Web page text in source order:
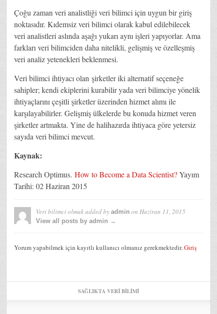
Çoğu zaman veri analistliği veri bilimci için uygun bir giriş
noktasıdır. Kıdemsiz veri bilimci olarak kabul edilebilecek
veri analistleri aslında aşağı yukarı aynı işleri yapıyorlar. Ama
farkları veri bilimciden daha nitelikli, gelişmiş ve özelleşmiş
veri analiz yetenekleri beklenmesi.
Veri bilimci ihtiyacı olan şirketler iki alternatif seçeneğe
sahipler; kendi ekiplerini kurabilir yada veri bilimciye yönelik
ihtiyaçlarını çeşitli şirketler üzerinden hizmet alımı ile
karşılayabilirler. Gelişmiş ülkelerde bu konuda hizmet veren
şirketler artmakta. Yine de halihazırda ihtiyaca göre yetersiz
sayıda veri bilimci mevcut.
Kaynak:
Research Optimus. How to Become a Data Scientist?Yayım
Tarihi: 02 Haziran 2015
Veri bilimci olmakadded by admin on Haziran 11, 2015
View all posts by admin →
Yorum yapabilmek için kayıtlı kullanıcı olmanız gerekmektedir.Giriş
SAĞLIKTA VERI BILIMI